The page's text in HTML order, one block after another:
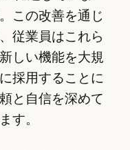
この改善を通じ
従業員はこれら
しい機能を大規
採用することに
と自信を深めて
す。